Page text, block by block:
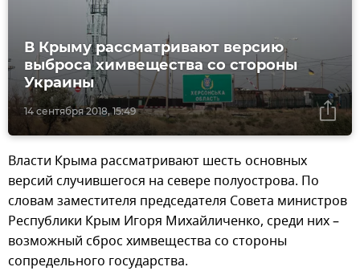
14 сентября 2018, 15:49
В Крыму рассматривают версию
выброса химвещества со стороны
Украины
Власти Крыма рассматривают шесть основных
версий случившегося на севере полуострова. По
словам заместителя председателя Совета министров
Республики Крым Игоря Михайличенко, среди них –
возможный сброс химвещества со стороны
сопредельного государства.